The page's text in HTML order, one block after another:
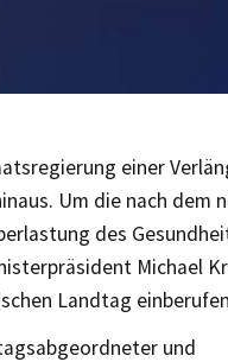
einer
Um die nach dem
des
Michael
Landtag
und